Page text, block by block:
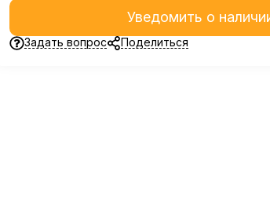
Уведомить о
Задать вопрос Поделиться